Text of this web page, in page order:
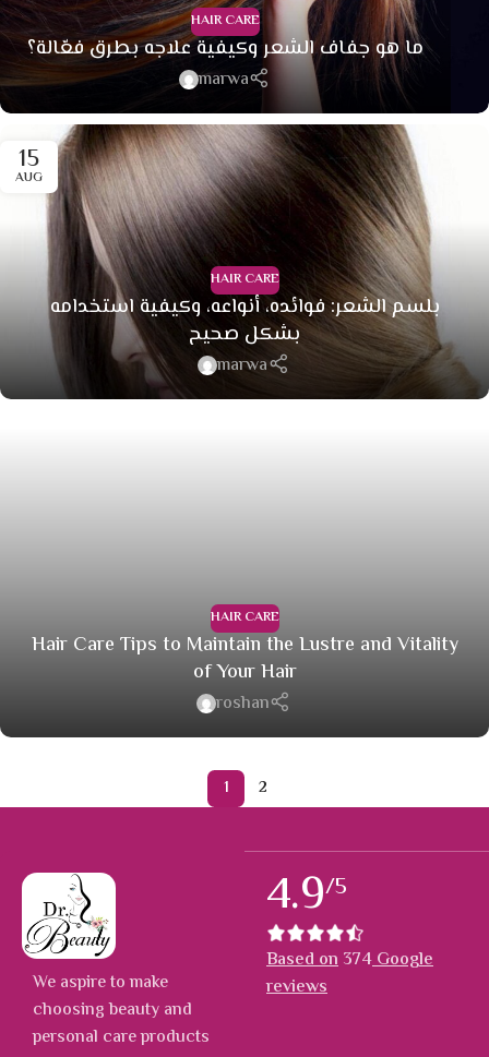
HAIR CARE
ما هو جفاف الشعر وكيفية علاجه بطرق فعّالة؟
marwa
15
AUG
HAIR CARE
بلسم الشعر: فوائده، أنواعه، وكيفية استخدامه
بشكل صحيح
marwa
HAIR CARE
Hair Care Tips to Maintain the Lustre and Vitality
of Your Hair
roshan
1 2
We aspire to make
choosing beauty and
personal care products
4.9/5
Based on 374Google
reviews